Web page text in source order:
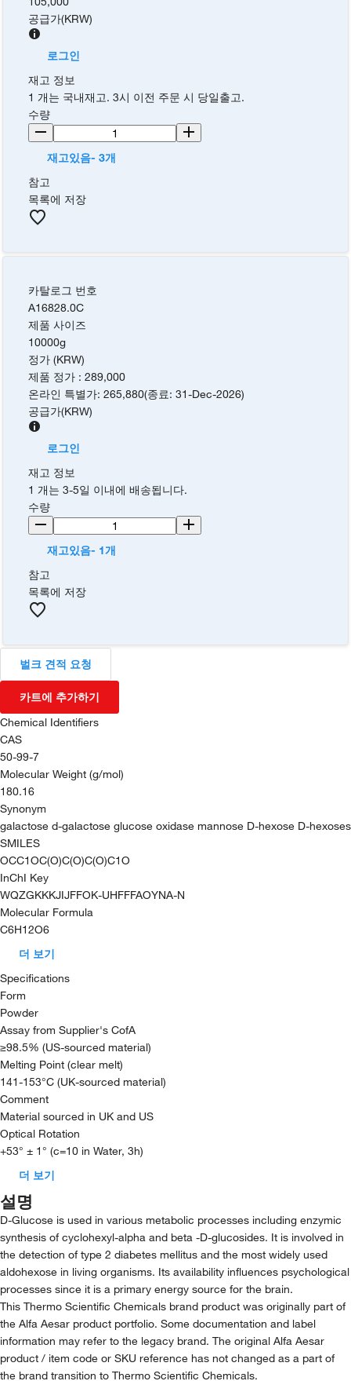
공급가(KRW)
로그인
재고 정보
1 개는 국내재고. 3시 이전 주문 시 당일출고.
수량
재고있음- 3개
참고
목록에 저장
카탈로그 번호
A16828.0C
제품 사이즈
10000g
정가 (KRW)
제품 정가 :289,000
온라인 특별가:265,880(종료:31-Dec-2026)
공급가(KRW)
로그인
재고 정보
1 개는 3-5일 이내에 배송됩니다.
수량
재고있음- 1개
참고
목록에 저장
벌크 견적 요청
카트에 추가하기
Chemical Identifiers
CAS
50-99-7
Molecular Weight (g/mol)
180.16
Synonym
galactose d-galactose glucose oxidase mannose D-hexose D-hexoses
SMILES
OCC1OC(O)C(O)C(O)C1O
InChI Key
WQZGKKKJIJFFOK-UHFFFAOYNA-N
Molecular Formula
C6H12O6
더 보기
Specifications
Form
Powder
Assay from Supplier's CofA
≥98.5% (US-sourced material)
Melting Point (clear melt)
141-153°C (UK-sourced material)
Comment
Material sourced in UK and US
Optical Rotation
+53° ± 1° (c=10 in Water, 3h)
더 보기
설명
D-Glucose is used in various metabolic processes including enzymic
synthesis of cyclohexyl-alpha and beta -D-glucosides. It is involved in
the detection of type 2 diabetes mellitus and the most widely used
aldohexose in living organisms. Its availability influences psychological
processes since it is a primary energy source for the brain.
This Thermo Scientific Chemicals brand product was originally part of
the Alfa Aesar product portfolio. Some documentation and label
information may refer to the legacy brand. The original Alfa Aesar
product / item code or SKU reference has not changed as a part of
the brand transition to Thermo Scientific Chemicals.